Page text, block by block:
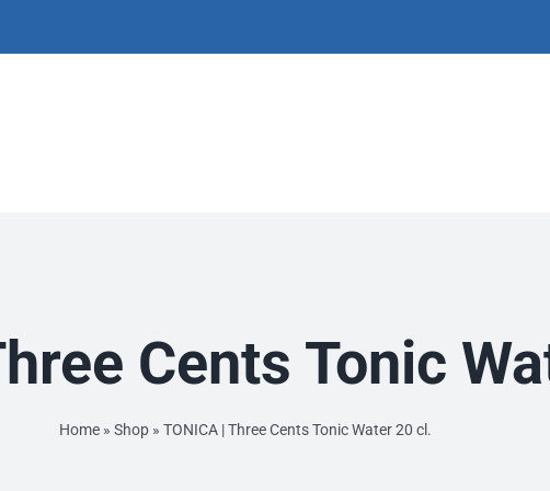
Cents Tonic
Home » Shop » TONICA | Three Cents Tonic Water 20 cl.